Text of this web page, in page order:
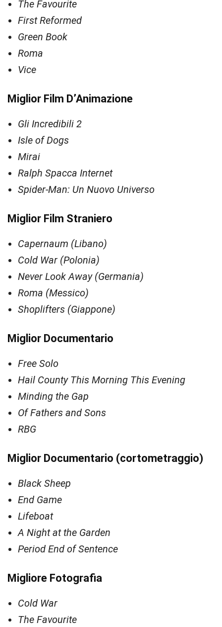
The Favourite
First Reformed
Green Book
Roma
Vice
Miglior Film D’Animazione
Gli Incredibili 2
Isle of Dogs
Mirai
Ralph Spacca Internet
Spider-Man: Un Nuovo Universo
Miglior Film Straniero
Capernaum (Libano)
Cold War (Polonia)
Never Look Away (Germania)
Roma (Messico)
Shoplifters (Giappone)
Miglior Documentario
Free Solo
Hail County This Morning This Evening
Minding the Gap
Of Fathers and Sons
RBG
Miglior Documentario (cortometraggio)
Black Sheep
End Game
Lifeboat
A Night at the Garden
Period End of Sentence
Migliore Fotografia
Cold War
The Favourite